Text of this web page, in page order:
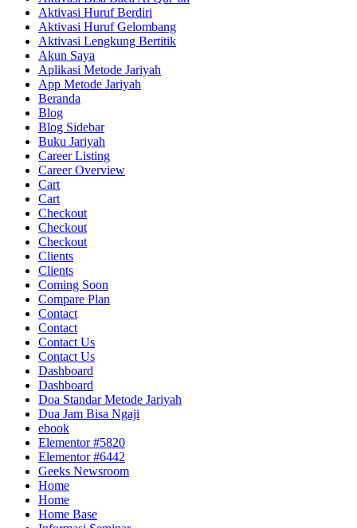
Aktivasi Huruf Berdiri
Aktivasi Huruf Gelombang
Aktivasi Lengkung Bertitik
Akun Saya
Aplikasi Metode Jariyah
App Metode Jariyah
Beranda
Blog
Blog Sidebar
Buku Jariyah
Career Listing
Career Overview
Cart
Cart
Checkout
Checkout
Checkout
Clients
Clients
Coming Soon
Compare Plan
Contact
Contact
Contact Us
Contact Us
Dashboard
Dashboard
Doa Standar Metode Jariyah
Dua Jam Bisa Ngaji
ebook
Elementor #5820
Elementor #6442
Geeks Newsroom
Home
Home
Home Base